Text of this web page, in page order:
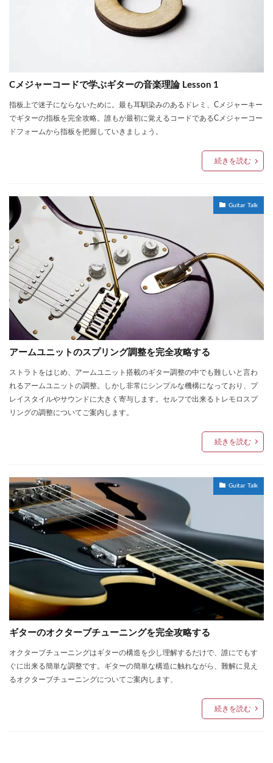
Cメジャーコードで学ぶギターの音楽理論 Lesson 1
指板上で迷子にならないために。最も耳馴染みのあるドレミ、Cメジャーキー
でギターの指板を完全攻略。誰もが最初に覚えるコードであるCメジャーコー
ドフォームから指板を把握していきましょう。
続きを読む
Guitar Talk
アームユニットのスプリング調整を完全攻略する
ストラトをはじめ、アームユニット搭載のギター調整の中でも難しいと言わ
れるアームユニットの調整。しかし非常にシンプルな機構になっており、プ
レイスタイルやサウンドに大きく寄与します。セルフで出来るトレモロスプ
リングの調整についてご案内します。
続きを読む
Guitar Talk
ギターのオクターブチューニングを完全攻略する
オクターブチューニングはギターの構造を少し理解するだけで、誰にでもす
ぐに出来る簡単な調整です。ギターの簡単な構造に触れながら、難解に見え
るオクターブチューニングについてご案内します、
続きを読む